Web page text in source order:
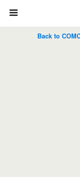
Back to